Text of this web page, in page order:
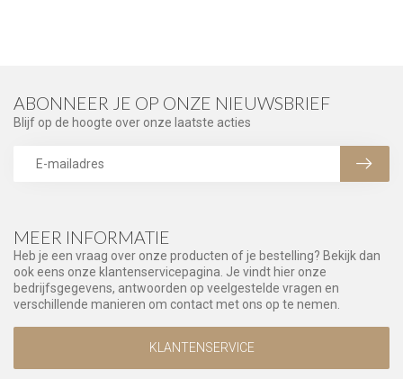
MEER INFORMATIE
Heb je een vraag over onze producten of je bestelling? Bekijk dan
ook eens onze klantenservicepagina. Je vindt hier onze
bedrijfsgegevens, antwoorden op veelgestelde vragen en
verschillende manieren om contact met ons op te nemen.
KLANTENSERVICE
ABONNEER JE OP ONZE NIEUWSBRIEF
Blijf op de hoogte over onze laatste acties